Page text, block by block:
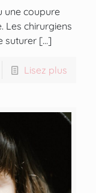
une coupure
Les chirurgiens
suturer […]
Lisez plus